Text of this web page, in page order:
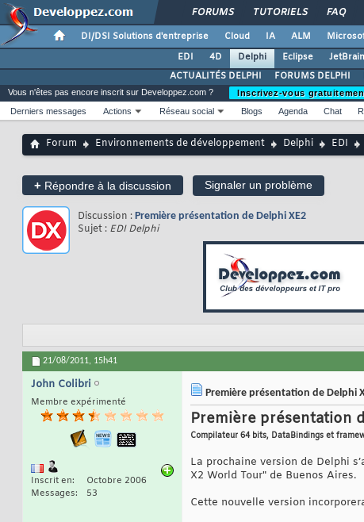
FORUMS TUTORIELS FAQ
DI/DSI Solutions d'entreprise Cloud IA ALM
EDI
4D Delphi Eclipse
ACTUALITÉS DELPHI
FORUMS DELPHI
Vous n'êtes pas encore inscrit sur Developpez.com ?
Inscrivez-vous
Derniers messages
Actions Réseau social Blogs Agenda Chat
Forum Environnements de développement Delphi EDI
+ Répondre à la discussion Signaler un problème
Discussion : Première présentation de Delphi XE2
Sujet : EDI Delphi
21/08/2011, 15h41
John Colibri
Membre expérimenté
Inscrit en
Octobre 2006
Messages
53
Première présentation de Delphi
Première présentation
Compilateur 64 bits, DataBindings et
La prochaine version de Delphi
X2 World Tour" de Buenos Aires.
Cette nouvelle version